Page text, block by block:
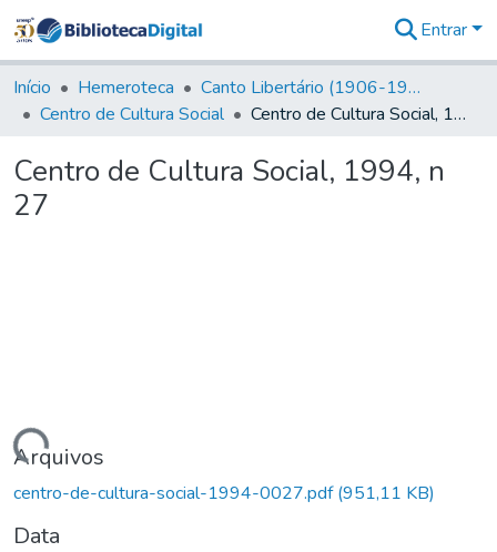
&
Coleções
Tudo na
Digital
Entrar
Início Hemeroteca
Canto Libertário (1906-1995)
Centro de Cultura Social
Centro de Cultura Social, 1994, n 27
Centro de Cultura Social, 1994, n
27
Arquivos
centro-de-cultura-social-1994-0027.pdf(951,11 KB)
Data